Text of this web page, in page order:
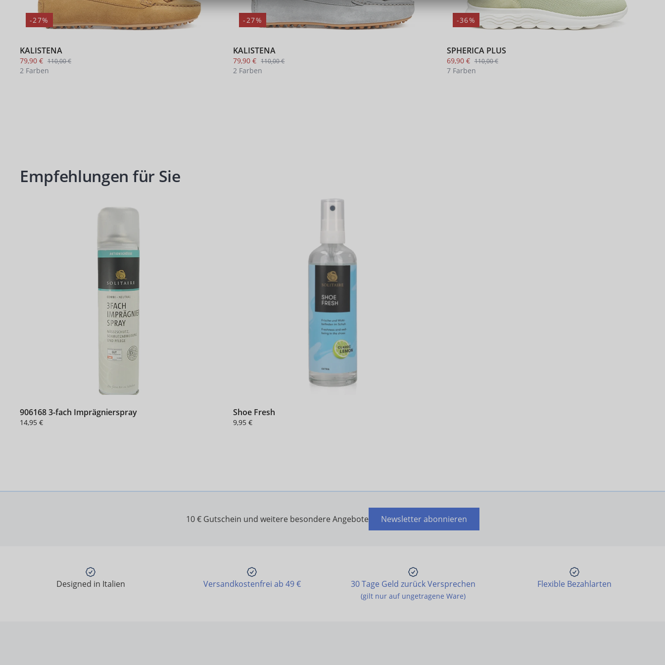
-27%
KALISTENA
79,90 € 110,00 €
2 Farben
-27%
KALISTENA
79,90 € 110,00 €
2 Farben
-36%
SPHERICA PLUS
69,90 € 110,00 €
7 Farben
Produktgalerie überspringen
Empfehlungen für Sie
906168 3-fach Imprägnierspray
14,95 €
Shoe Fresh
9,95 €
10 € Gutschein und weitere besondere Angebote Newsletter abonnieren
Designed in Italien Versandkostenfrei ab 49 € 30 Tage Geld zurück Versprechen
(gilt nur auf ungetragene Ware)
Flexible Bezahlarten